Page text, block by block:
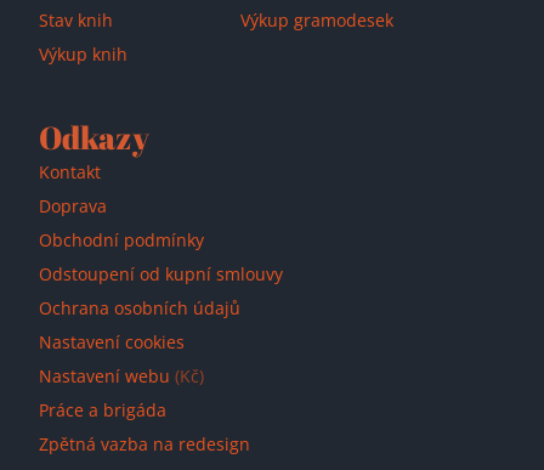
Stav knih
Výkup knih
Výkup gramodesek
Odkazy
Kontakt
Doprava
Obchodní podmínky
Odstoupení od kupní smlouvy
Ochrana osobních údajů
Nastavení cookies
Nastavení webu (Kč)
Práce a brigáda
Zpětná vazba na redesign